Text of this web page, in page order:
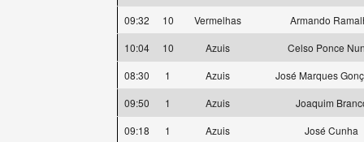
09:32
10 Vermelhas
Armando
10:04
10 Azuis
Celso Ponce
08:30
1 Azuis
José Marques
09:50
1 Azuis
Joaquim
09:18
1 Azuis
José Cunha